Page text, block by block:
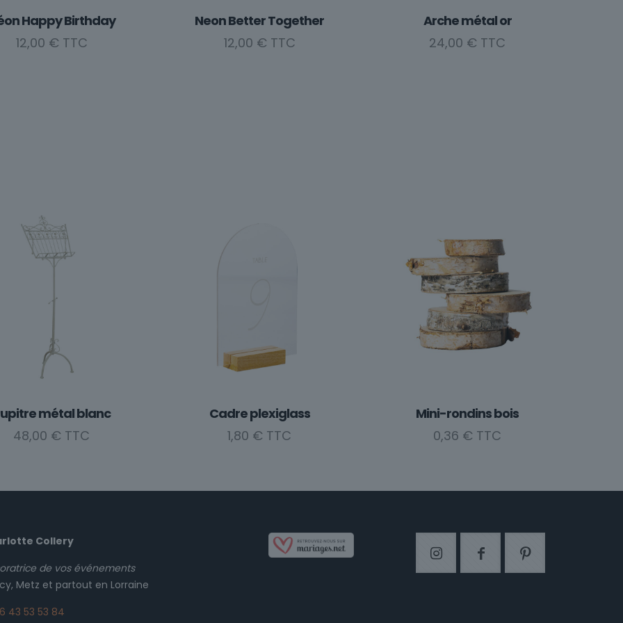
Happy Birthday
12,00 €
Neon Better Together
12,00 €
Arche métal or
24,00 €
métal blanc
48,00 €
Cadre plexiglass
1,80 €
Mini-rondins bois
0,36 €
Collery
de vos événements
Metz et partout en Lorraine
43 53 53 84